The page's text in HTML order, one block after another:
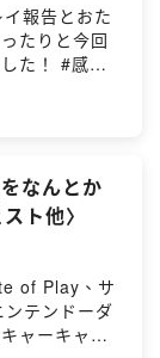
ム売上ラン
グ//// 番組へ
ッセージは
さい。//// 番
した。ポッ
動画ならで
ので、ぜひ
その他
か をお気軽
報告とおた
たりと今回
た！ #感想 #
セス／冒険
スク／キャ
チャプター
｜まじ
タバレ含
｜冒
｜サマーロ
Star 体
(01:30:21)
なんとか
ト他〉
of Play、サ
テンドーダ
ャーキャー